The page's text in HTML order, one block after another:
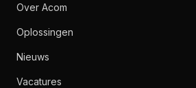
Over Acom
Oplossingen
Nieuws
Vacatures